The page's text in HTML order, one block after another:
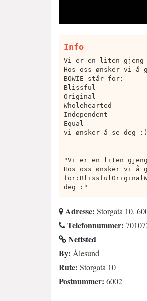
Info
Vi er en liten gjeng
Hos oss ønsker vi å
BOWIE står for:
Blissful
Original
Wholehearted
Independent
Equal
vi ønsker å se deg :)
"Vi er en liten
Hos oss ønsker vi å
deg :"
Adresse: Storgata 10,
Telefonnummer:
Nettsted
By: Ålesund
Rute: Storgata 10
Postnummer: 6002